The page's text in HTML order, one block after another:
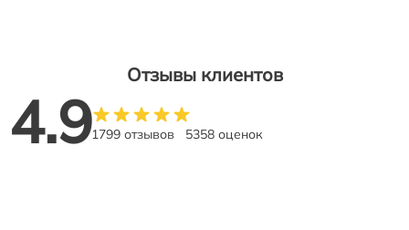
Отзывы клиентов
4.91799 отзывов 5358 оценок